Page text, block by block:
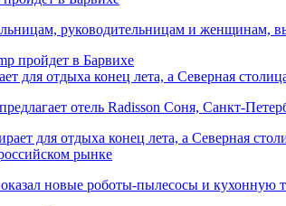
руководительницам и женщинам,
для отдыха конец лета, а Северная
отель Radisson Соня, Санкт-
рынке
новые роботы-пылесосы и кухонную